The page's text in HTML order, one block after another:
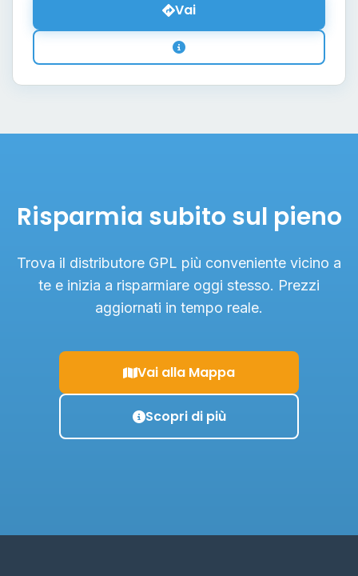
Vai
Risparmia subito sul pieno
Trova il distributore GPL più conveniente vicino a
te e inizia a risparmiare oggi stesso. Prezzi
aggiornati in tempo reale.
Vai alla Mappa
Scopri di più